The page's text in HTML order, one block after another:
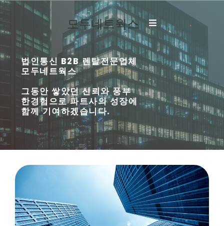
모두네트웍스
법인통신 B2B 렌탈전문업체
모두네트웍스
그동안 쌓았던 신뢰와 풍부
한경험으로 파트사의 성장에
함께 기여하겠습니다.